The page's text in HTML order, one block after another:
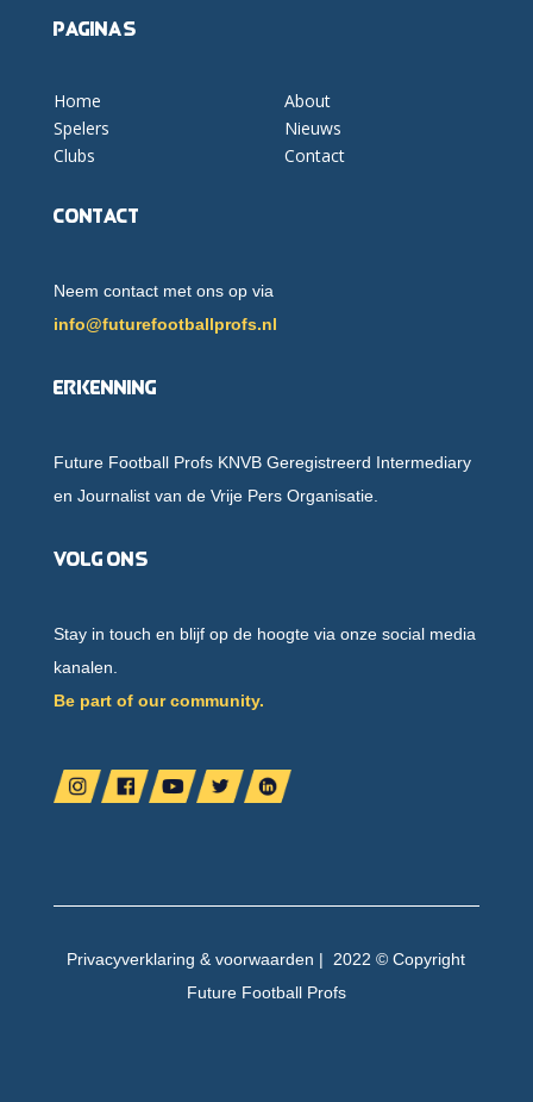
Pagina's
Home
Spelers
Clubs
About
Nieuws
Contact
Contact
Neem contact met ons op via
info@futurefootballprofs.nl
Erkenning
Future Football Profs KNVB Geregistreerd Intermediary
en Journalist van de Vrije Pers Organisatie.
Volg ons
Stay in touch en blijf op de hoogte via onze social media
kanalen.
Be part of our community.
Privacyverklaring &voorwaarden | 2022 © Copyright
Future Football Profs